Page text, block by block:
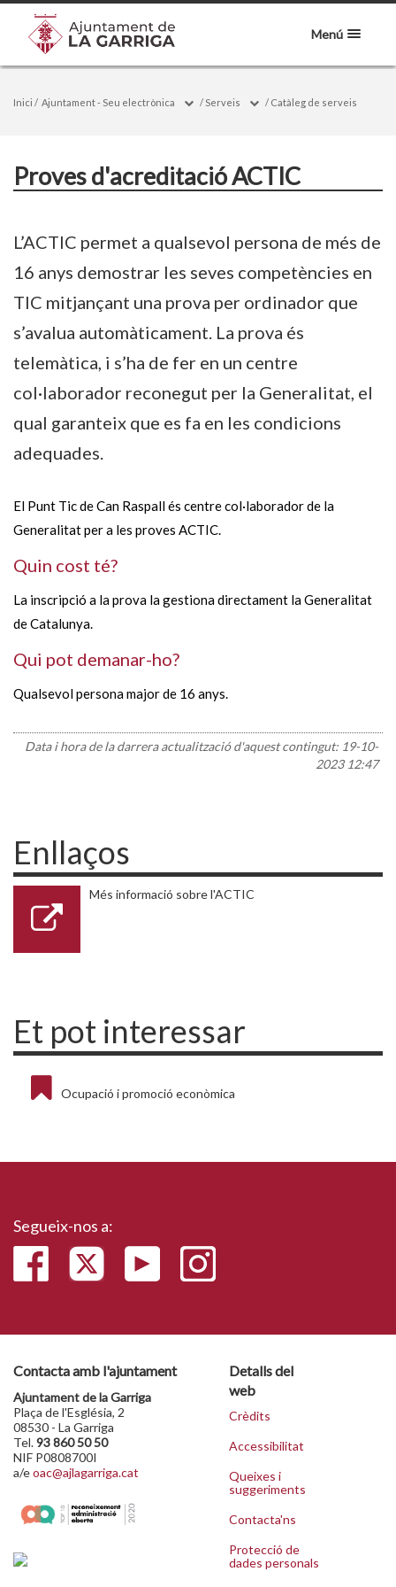
Menú
Inici / Ajuntament - Seu electrònica / Serveis / Catàleg de serveis
Proves d'acreditació ACTIC
L’ACTIC permet a qualsevol persona de més de
16 anys demostrar les seves competències en
TIC mitjançant una prova per ordinador que
s’avalua automàticament. La prova és
telemàtica, i s’ha de fer en un centre
col·laborador reconegut per la Generalitat, el
qual garanteix que es fa en les condicions
adequades.
El Punt Tic de Can Raspall és centre col·laborador de la
Generalitat per a les proves ACTIC.
Quin cost té?
La inscripció a la prova la gestiona directament la Generalitat
de Catalunya.
Qui pot demanar-ho?
Qualsevol persona major de 16 anys.
Data i hora de la darrera actualització d'aquest contingut: 19-10-
2023 12:47
Enllaços
Més informació sobre l'ACTIC
Et pot interessar
Ocupació i promoció econòmica
Segueix-nos a:
Contacta amb l'ajuntament
Ajuntament de la Garriga
Plaça de l'Església, 2
08530 - La Garriga
Tel.93 860 50 50
NIF P0808700I
a/eoac@ajlagarriga.cat
Detalls del
web
Crèdits
Accessibilitat
Queixes i
suggeriments
Contacta'ns
Protecció de
dades personals